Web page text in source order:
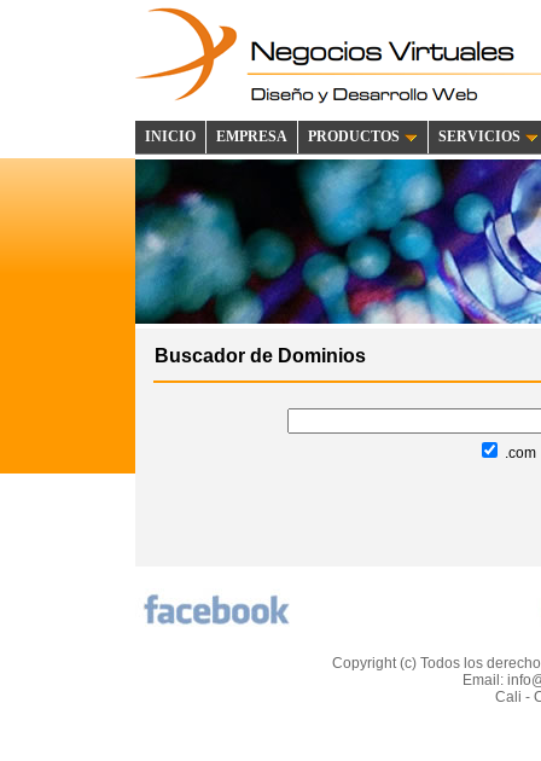
INICIO EMPRESA PRODUCTOS SERVICIOS
Buscador de Dominios
.com
Copyright (c) Todos los
Email:
Cali -